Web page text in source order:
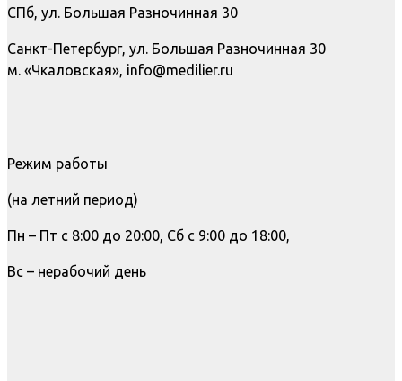
СПб, ул. Большая Разночинная 30
Санкт-Петербург, ул. Большая Разночинная 30
м. «Чкаловская», info@medilier.ru
Режим работы
(на летний период)
Пн – Пт с 8:00 до 20:00, Сб с 9:00 до 18:00,
Вс – нерабочий день